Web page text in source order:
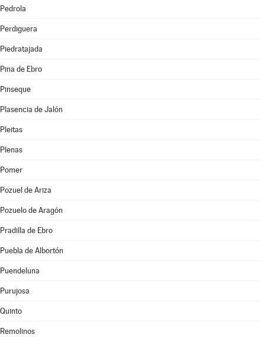
Pedrola
Perdiguera
Piedratajada
Pina de Ebro
Pinseque
Plasencia de Jalón
Pleitas
Plenas
Pomer
Pozuel de Ariza
Pozuelo de Aragón
Pradilla de Ebro
Puebla de Albortón
Puendeluna
Purujosa
Quinto
Remolinos